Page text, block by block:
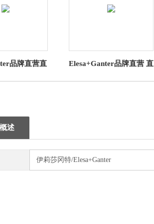
品牌直营直
制不锈钢
Elesa+Ganter品牌直营 直
性传动装置接头
述
伊莉莎冈特/Elesa+Ganter